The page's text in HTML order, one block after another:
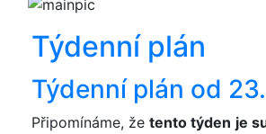
Týdenní plán
Týdenní plán od
Připomínáme, žetento týden je